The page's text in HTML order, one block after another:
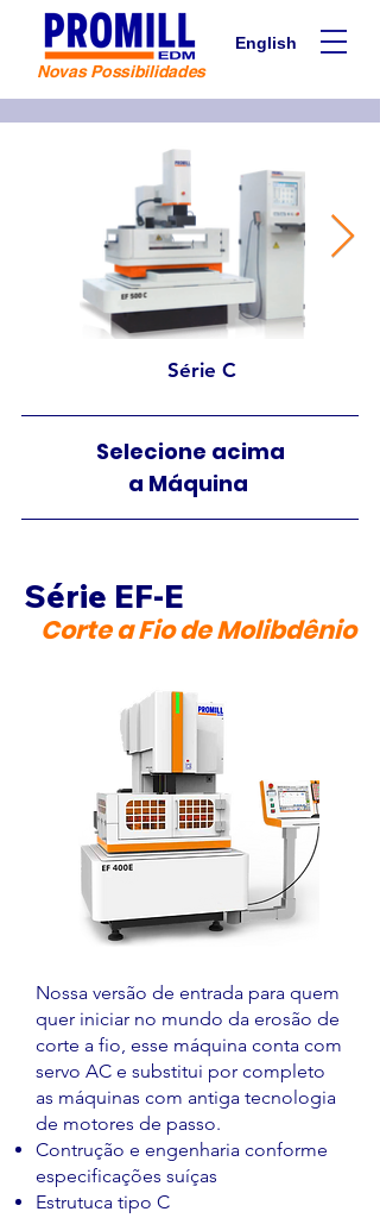
English
Novas Possibilidades
Série C
Selecione acima
a Máquina
Série EF-E
Corte a Fio de Molibdênio
Nossa versão de entrada para quem
quer iniciar no mundo da erosão de
corte a fio, esse máquina conta com
servo AC e substitui por completo
as máquinas com antiga tecnologia
de motores de passo.
Contrução e engenharia conforme
especificações suíças
Estrutuca tipo C